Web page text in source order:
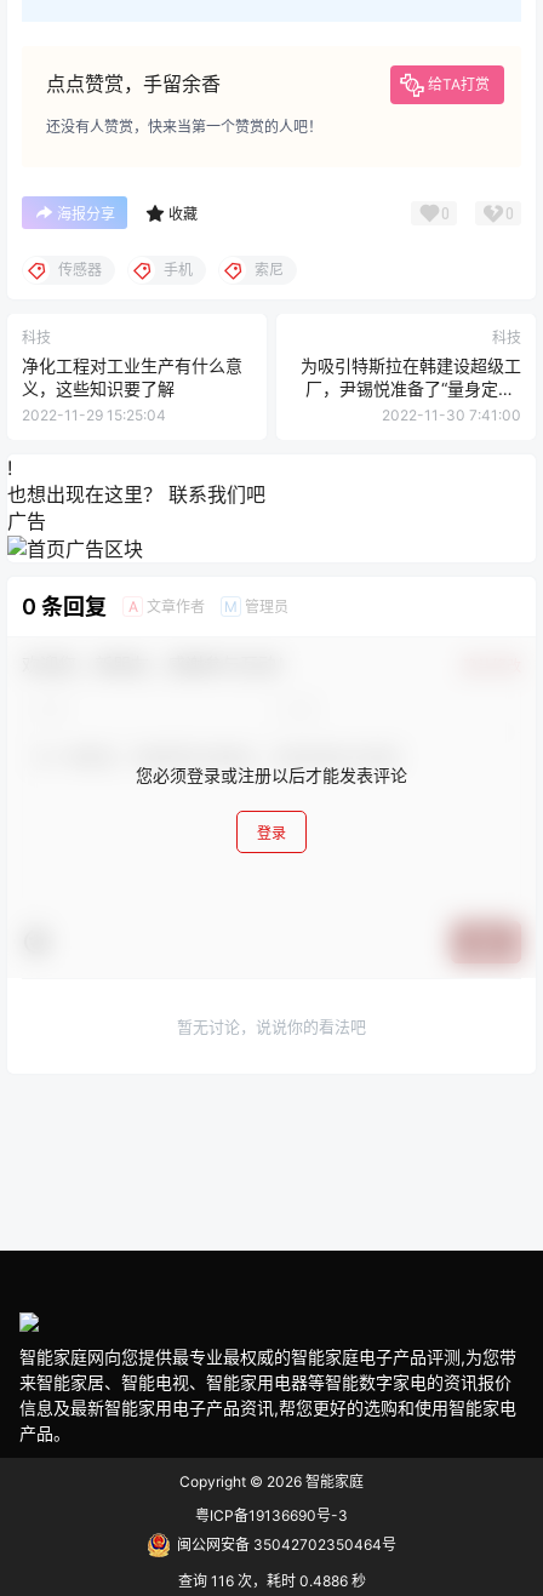
点点赞赏，手留余香 给TA打赏
还没有人赞赏，快来当第一个赞赏的人吧！
海报分享 收藏 0 0
传感器 手机 索尼
科技
净化工程对工业生产有什么意
义，这些知识要了解
2022-11-29 15:25:04
科技
为吸引特斯拉在韩建设超级工
厂，尹锡悦准备了“量身定制”
的福利！马斯克：韩国是首选
2022-11-30 7:41:00
!
也想出现在这里？ 联系我们吧
广告
0 条回复 A 文章作者 M 管理员
您必须登录或注册以后才能发表评论
登录
暂无讨论，说说你的看法吧
智能家庭网向您提供最专业最权威的智能家庭电子产品评测,为您带
来智能家居、智能电视、智能家用电器等智能数字家电的资讯报价
信息及最新智能家用电子产品资讯,帮您更好的选购和使用智能家电
产品。
Copyright © 2026 智能家庭
粤ICP备19136690号-3
闽公网安备 35042702350464号
查询 116 次，耗时 0.4886 秒